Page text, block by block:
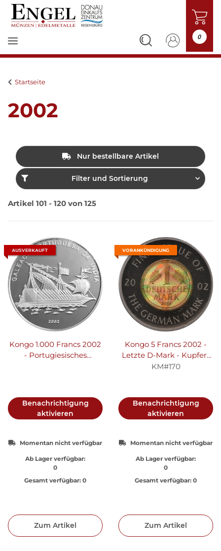
0
Startseite
2002
Nur bestellbare Artikel
Filter und Sortierung
Artikel 101 - 120 von 125
AUSVERKAUFT
Kongo 1.000 Francs 2002
- Portugiesisches
Benachrichtigung
aktivieren
Momentan nicht verfügbar
Ab Lager verfügbar:
0
Gesamt verfügbar: 0
Zum Artikel
VORANKÜNDIGUNG
Kongo 5 Francs 2002 -
Letzte D-Mark - Kupfer-
Nickel mit Hologramm
KM#170
Benachrichtigung
aktivieren
Momentan nicht verfügbar
Ab Lager verfügbar:
0
Gesamt verfügbar: 0
Zum Artikel